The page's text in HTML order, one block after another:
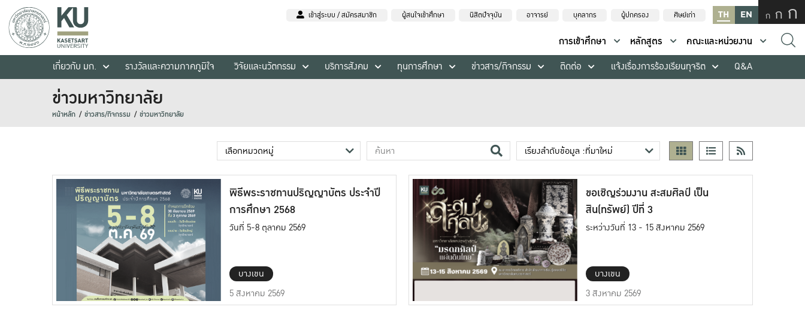
เข้าสู่ระบบ / สมัครสมาชิก ผู้สนใจเข้าศึกษา นิสิตปัจจุบัน อาจารย์ บุคลากร ผู้ปกครอง ศิษย์เก่า TH EN ก ก ก
การเข้าศึกษา หลักสูตร
คณะและหน่วยงาน
เกี่ยวกับ มก.
รางวัลและความภาคภูมิใจ วิจัยและนวัตกรรม บริการสังคม ทุนการศึกษา ข่าวสาร/กิจกรรม ติดต่อ แจ้งเรื่องการร้องเรียนทุจริต Q&A
ข่าวมหาวิทยาลัย
หน้าหลัก ข่าวสาร/กิจกรรม ข่าวมหาวิทยาลัย
พิธีพระราชทานปริญญาบัตร ประจำปี
การศึกษา 2568
วันที่ 5-8 ตุลาคม 2569
บางเขน
5 สิงหาคม 2569
ขอเชิญร่วมงาน สะสมศิลป์ เป็น
สิน(ทรัพย์) ปีที่ 3
ระหว่างวันที่ 13 - 15 สิงหาคม 2569
บางเขน
3 สิงหาคม 2569